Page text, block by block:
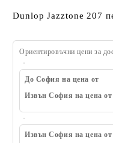
Dunlop Jazztone 207
Ориентировъчни цени за
До София на цена от
Извън София на цена от
Извън София на цена от